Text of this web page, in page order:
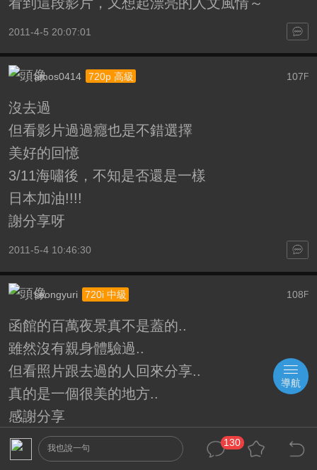
2011-4-5 20:07:01
107 F
amos0414 720p 高級
沒去過
但看影片過過癮也是不錯選擇
美好的回憶
3/11海嘯後，不知是否還是一樣
日本加油!!!!
謝分享呀
2011-5-4 10:46:30
108 F
seongyuri 720i 中級
函館的百萬夜景真不是蓋的..
雖然沒有親身體驗過..
但看照片跟去過的人回來分享..
真的是一個很美的地方..
感謝分享
2011-5-17 21:58:30
我也說一句
130
導航